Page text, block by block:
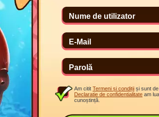
Am citit Termeni și condiții și sunt de
Declaratie de confidentialitate am
cunoștință.